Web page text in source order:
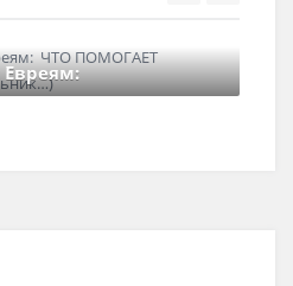
Евреям: